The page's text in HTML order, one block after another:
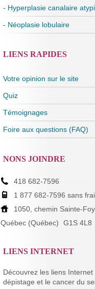
- Hyperplasie canalaire
- Néoplasie lobulaire
LIENS RAPIDES
Votre opinion sur le site
Quiz
Témoignages
Foire aux questions (FAQ)
NONS JOINDRE
418 682-7596
1 877 682-7596 sans
1050, chemin Sainte-Foy
Québec (Québec)
G1S 4L8
LIENS INTERNET
Découvrez les liens Internet
dépistage et le cancer du